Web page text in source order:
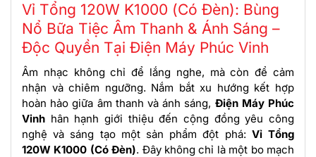
Vỉ Tổng 120W K1000 (Có Đèn): Bùng
Nổ Bữa Tiệc Âm Thanh & Ánh Sáng –
Độc Quyền Tại Điện Máy Phúc Vinh
Âm nhạc không chỉ để lắng nghe, mà còn để cảm
nhận và chiêm ngưỡng. Nắm bắt xu hướng kết hợp
hoàn hảo giữa âm thanh và ánh sáng, Điện Máy Phúc
Vinh hân hạnh giới thiệu đến cộng đồng yêu công
nghệ và sáng tạo một sản phẩm đột phá: Vỉ Tổng
120W K1000 (Có Đèn). Đây không chỉ là một bo mạch